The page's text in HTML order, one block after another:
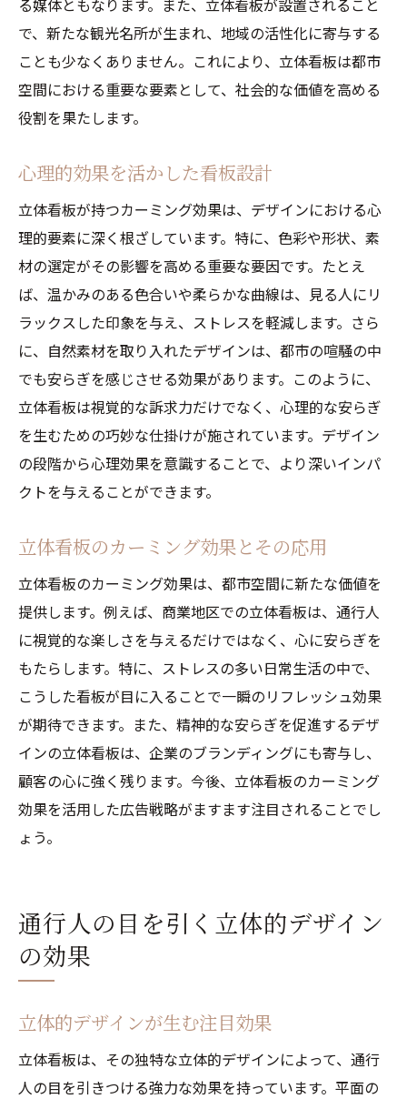
る媒体ともなります。また、立体看板が設置されること
で、新たな観光名所が生まれ、地域の活性化に寄与する
ことも少なくありません。これにより、立体看板は都市
空間における重要な要素として、社会的な価値を高める
役割を果たします。
心理的効果を活かした看板設計
立体看板が持つカーミング効果は、デザインにおける心
理的要素に深く根ざしています。特に、色彩や形状、素
材の選定がその影響を高める重要な要因です。たとえ
ば、温かみのある色合いや柔らかな曲線は、見る人にリ
ラックスした印象を与え、ストレスを軽減します。さら
に、自然素材を取り入れたデザインは、都市の喧騒の中
でも安らぎを感じさせる効果があります。このように、
立体看板は視覚的な訴求力だけでなく、心理的な安らぎ
を生むための巧妙な仕掛けが施されています。デザイン
の段階から心理効果を意識することで、より深いインパ
クトを与えることができます。
立体看板のカーミング効果とその応用
立体看板のカーミング効果は、都市空間に新たな価値を
提供します。例えば、商業地区での立体看板は、通行人
に視覚的な楽しさを与えるだけではなく、心に安らぎを
もたらします。特に、ストレスの多い日常生活の中で、
こうした看板が目に入ることで一瞬のリフレッシュ効果
が期待できます。また、精神的な安らぎを促進するデザ
インの立体看板は、企業のブランディングにも寄与し、
顧客の心に強く残ります。今後、立体看板のカーミング
効果を活用した広告戦略がますます注目されることでし
ょう。
通行人の目を引く立体的デザイン
の効果
立体的デザインが生む注目効果
立体看板は、その独特な立体的デザインによって、通行
人の目を引きつける強力な効果を持っています。平面の